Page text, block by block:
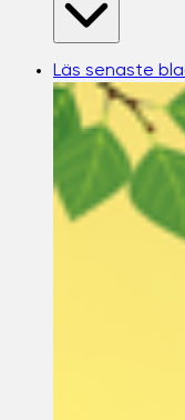
Läs senaste